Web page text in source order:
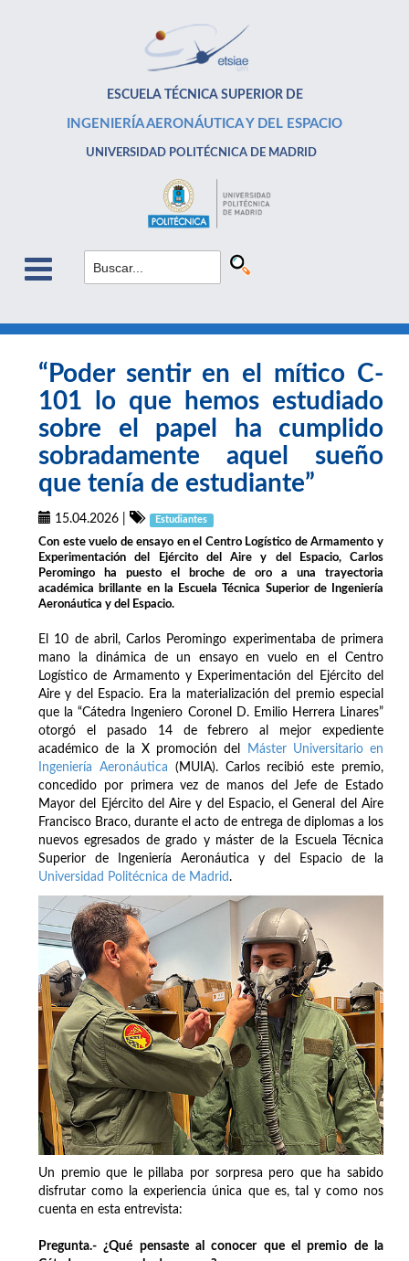
ESCUELA TÉCNICA SUPERIOR DE
INGENIERÍA AERONÁUTICA Y DEL ESPACIO
UNIVERSIDAD POLITÉCNICA DE MADRID
“Poder sentir en el mítico C-
101 lo que hemos estudiado
sobre el papel ha cumplido
sobradamente aquel sueño
que tenía de estudiante”
15.04.2026 Estudiantes
Con este vuelo de ensayo en el Centro Logístico de Armamento y
Experimentación del Ejército del Aire y del Espacio, Carlos
Peromingo ha puesto el broche de oro a una trayectoria
académica brillante en la Escuela Técnica Superior de Ingeniería
Aeronáutica y del Espacio.
El 10 de abril, Carlos Peromingo experimentaba de primera
mano la dinámica de un ensayo en vuelo en el Centro
Logístico de Armamento y Experimentación del Ejército del
Aire y del Espacio. Era la materialización del premio especial
que la “Cátedra Ingeniero Coronel D. Emilio Herrera Linares”
otorgó el pasado 14 de febrero al mejor expediente
académico de la X promoción del
Máster Universitario en
Ingeniería Aeronáutica (MUIA). Carlos recibió este premio,
concedido por primera vez de manos del Jefe de Estado
Mayor del Ejército del Aire y del Espacio, el General del Aire
Francisco Braco, durante el acto de entrega de diplomas a los
nuevos egresados de grado y máster de la Escuela Técnica
Superior de Ingeniería Aeronáutica y del Espacio de la
Universidad Politécnica de Madrid .
Un premio que le pillaba por sorpresa pero que ha sabido
disfrutar como la experiencia única que es, tal y como nos
cuenta en esta entrevista:
Pregunta.- ¿Qué pensaste al conocer que el premio de la